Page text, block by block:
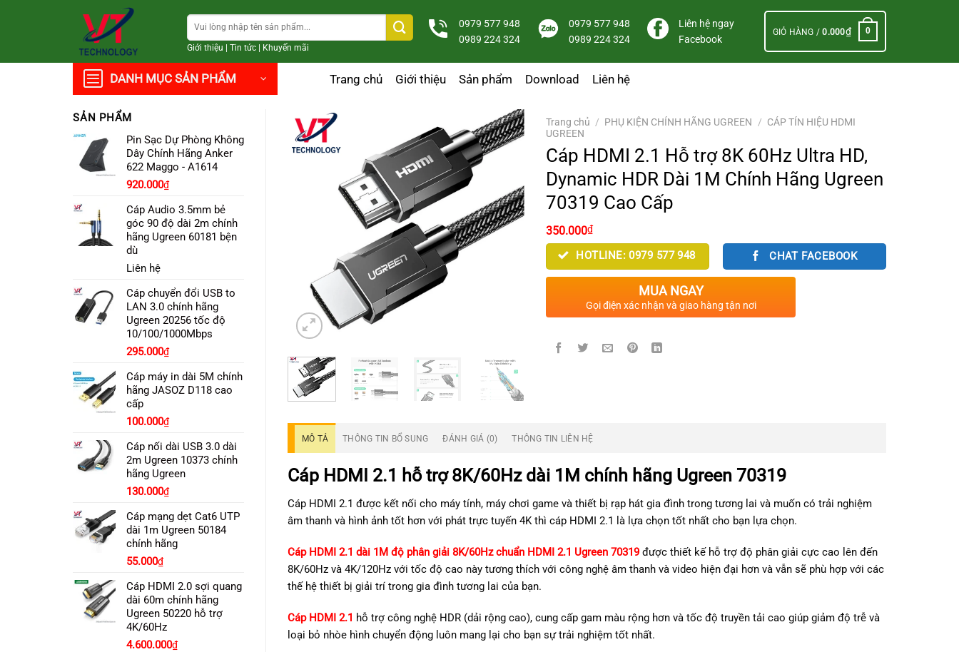
Tìm
kiếm:
Giới thiệu Tin tức| Khuyến mãi
0979 577 948
0989 224 324
0979 577 948
0989 224 324
Liên hệ ngay
Facebook
GIỎ HÀNG /0.000₫ 0
DANH MỤC SẢN PHẨM Trang chủ Giới thiệu Sản phẩm Download Liên hệ
SẢN PHẨM
Pin Sạc Dự Phòng Không
Dây Chính Hãng Anker
622 Maggo - A1614
Giá
là:
1.280.000₫.
920.000₫Giá
tại
là:
920.000₫.
Cáp Audio 3.5mm bẻ
góc 90 độ dài 2m chính
hãng Ugreen 60181 bện
dù
Liên hệ
Cáp chuyển đổi USB to
LAN 3.0 chính hãng
Ugreen 20256 tốc độ
10/100/1000Mbps
Giá
là:
330.000₫.
295.000₫Giá
tại
là:
Cáp máy in dài 5M chính
hãng JASOZ D118 cao
cấp
Giá
là:
120.000₫.
100.000₫Giá
tại
là:
100.000₫.
Cáp nối dài USB 3.0 dài
2m Ugreen 10373 chính
hãng Ugreen
130.000₫
Cáp mạng dẹt Cat6 UTP
dài 1m Ugreen 50184
chính hãng
55.000₫
Cáp HDMI 2.0 sợi quang
dài 60m chính hãng
Ugreen 50220 hỗ trợ
4K/60Hz
4.600.000₫
Trang chủ / PHỤ KIỆN CHÍNH HÃNG UGREEN / CÁP TÍN HIỆU HDMI
UGREEN
Cáp HDMI 2.1 Hỗ trợ 8K 60Hz Ultra HD,
Dynamic HDR Dài 1M Chính Hãng Ugreen
70319 Cao Cấp
350.000₫
HOTLINE: 0979 577 948 CHAT FACEBOOK
MUA NGAY
Gọi điện xác nhận và giao hàng tận nơi
MÔ TẢ THÔNG TIN BỔ SUNG ĐÁNH GIÁ (0) THÔNG TIN LIÊN HỆ
Cáp HDMI 2.1 hỗ trợ 8K/60Hz dài 1M chính hãng Ugreen 70319
Cáp HDMI 2.1 được kết nối cho máy tính, máy chơi game và thiết bị rạp hát gia đình trong tương lai và muốn có trải nghiệm
âm thanh và hình ảnh tốt hơn với phát trực tuyến 4K thì cáp HDMI 2.1 là lựa chọn tốt nhất cho bạn lựa chọn.
Cáp HDMI 2.1 dài 1M độ phân giải 8K/60Hz chuẩn HDMI 2.1 Ugreen 70319 được thiết kế hỗ trợ độ phân giải cực cao lên đến
8K/60Hz và 4K/120Hz với tốc độ cao này tương thích với công nghệ âm thanh và video hiện đại hơn và vẫn sẽ phù hợp với các
thế hệ thiết bị giải trí trong gia đình tương lai của bạn.
Cáp HDMI 2.1 hỗ trợ công nghệ HDR (dải rộng cao), cung cấp gam màu rộng hơn và tốc độ truyền tải cao giúp giảm độ trễ và
loại bỏ nhòe hình chuyển động luôn mang lại cho bạn sự trải nghiệm tốt nhất.